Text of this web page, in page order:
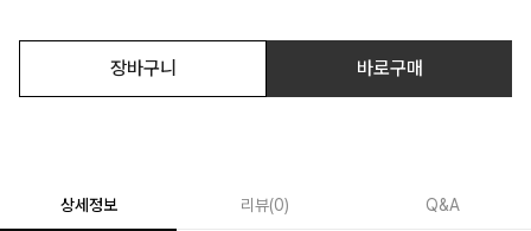
장바구니 바로구매
상세정보 리뷰(0) Q&A